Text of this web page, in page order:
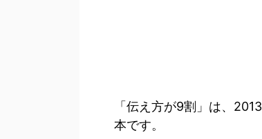
「伝え方が9割」は、
本です。